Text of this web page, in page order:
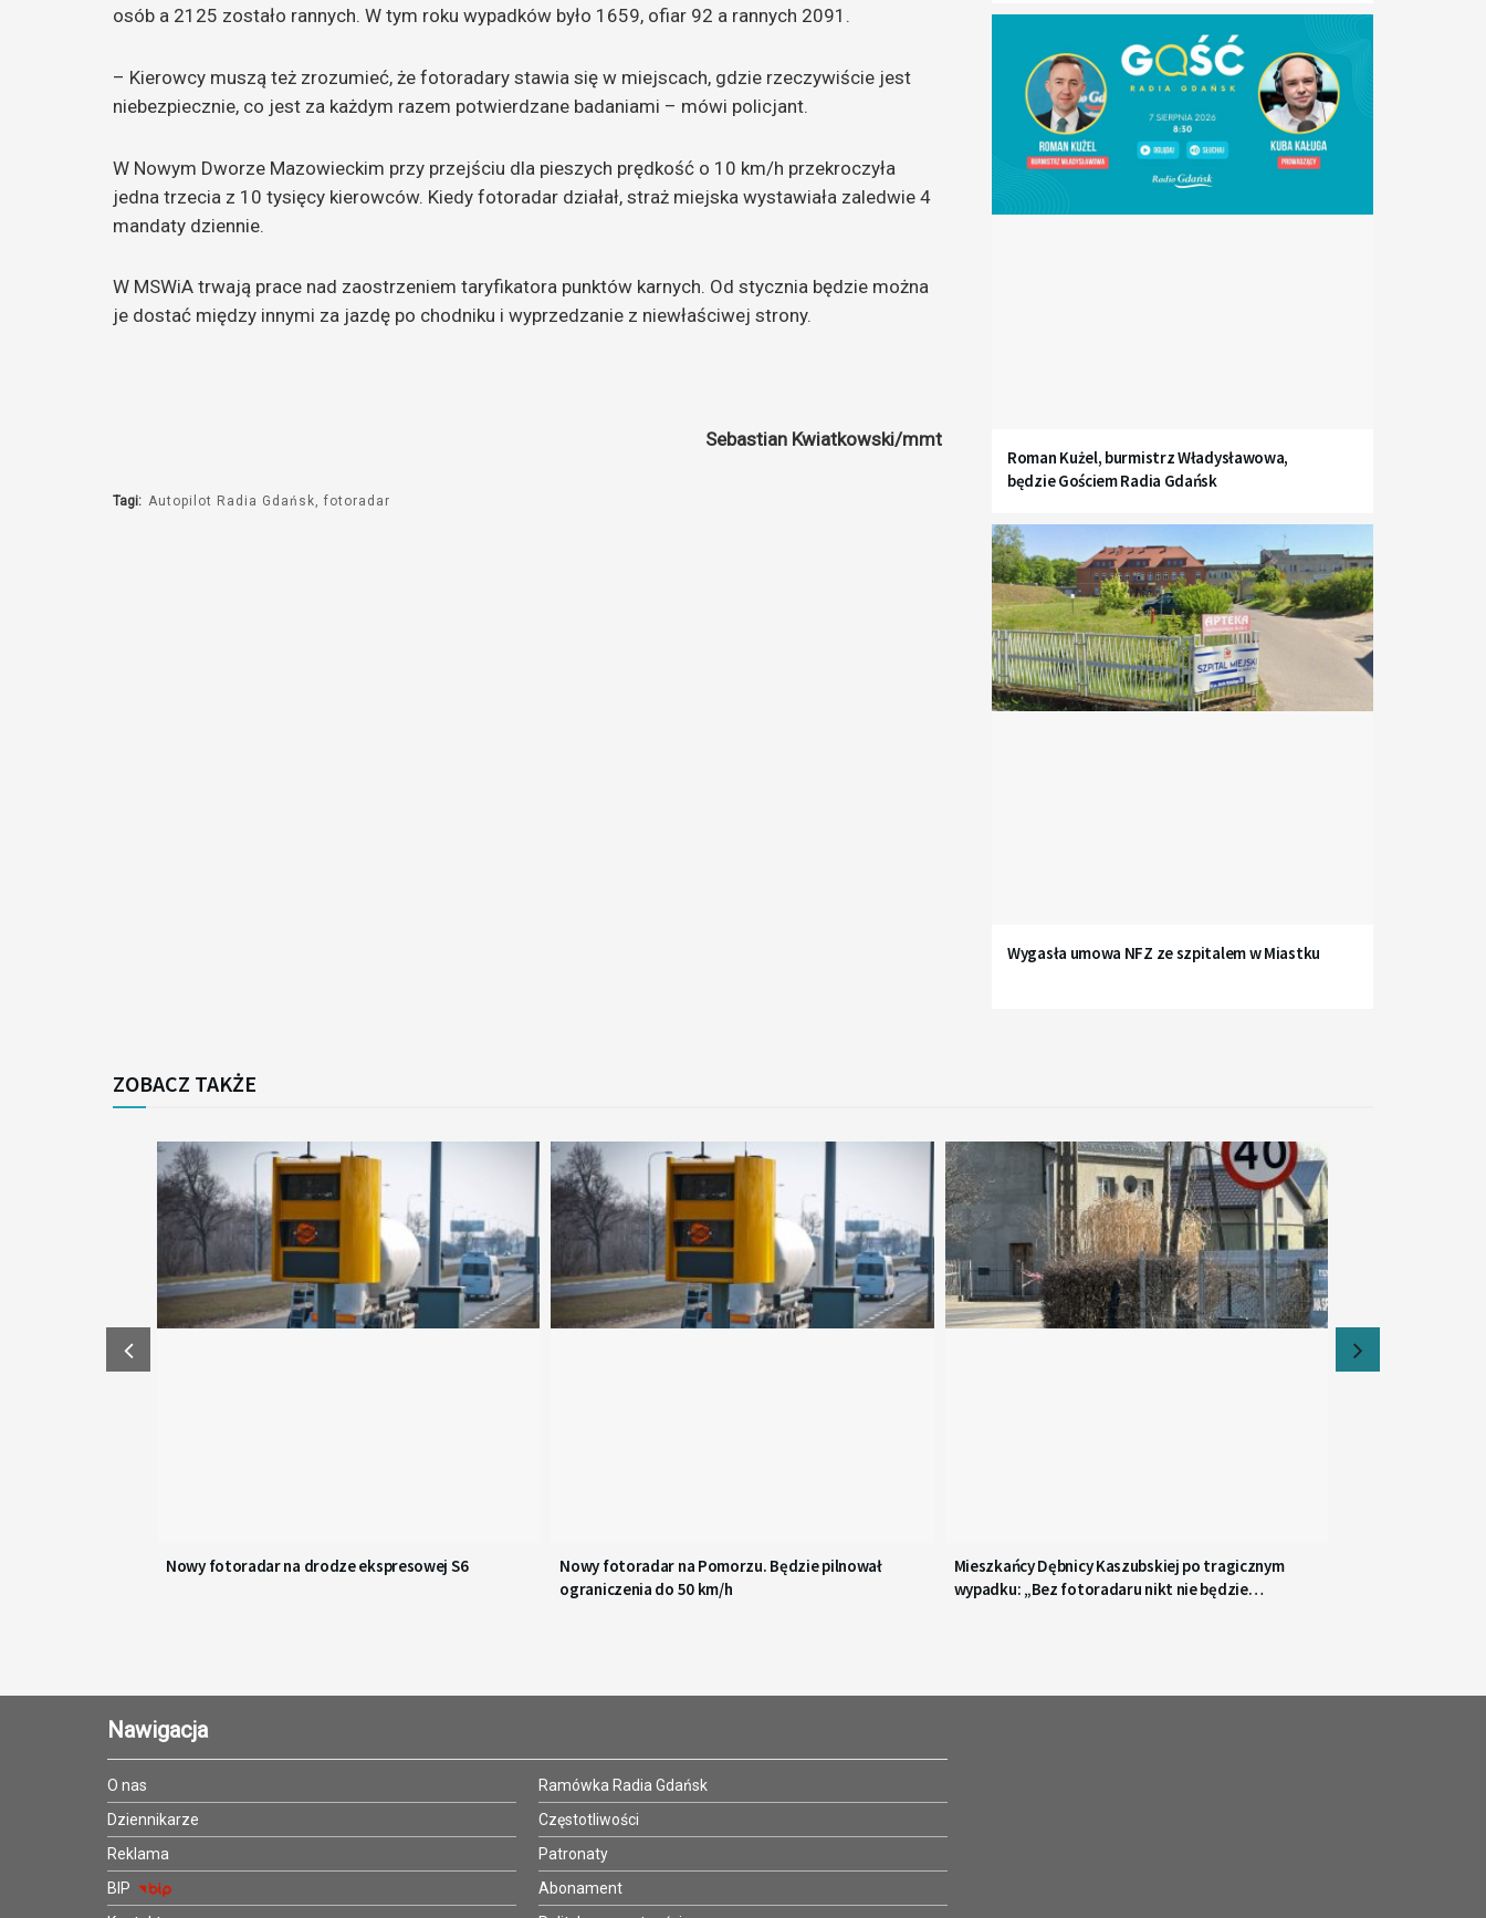
osób a 2125 zostało rannych. W tym roku wypadków było 1659, ofiar 92 a rannych 2091.
– Kierowcy muszą też zrozumieć, że fotoradary stawia się w miejscach, gdzie rzeczywiście jest
niebezpiecznie, co jest za każdym razem potwierdzane badaniami – mówi policjant.
W Nowym Dworze Mazowieckim przy przejściu dla pieszych prędkość o 10 km/h przekroczyła
jedna trzecia z 10 tysięcy kierowców. Kiedy fotoradar działał, straż miejska wystawiała zaledwie 4
mandaty dziennie.
W MSWiA trwają prace nad zaostrzeniem taryfikatora punktów karnych. Od stycznia będzie można
je dostać między innymi za jazdę po chodniku i wyprzedzanie z niewłaściwej strony.
Sebastian Kwiatkowski/mmt
Tagi: Autopilot Radia Gdańsk fotoradar
Roman Kużel, burmistrz Władysławowa,
będzie Gościem Radia Gdańsk
Wygasła umowa NFZ ze szpitalem w Miastku
ZOBACZ TAKŻE
Nowy fotoradar na drodze ekspresowej S6
Nowy fotoradar na Pomorzu. Będzie pilnował
ograniczenia do 50 km/h
Mieszkańcy Dębnicy Kaszubskiej po tragicznym
wypadku: „Bez fotoradaru nikt nie będzie
Nawigacja
O nas
Dziennikarze
Reklama
BIP
Ramówka Radia Gdańsk
Częstotliwości
Patronaty
Abonament